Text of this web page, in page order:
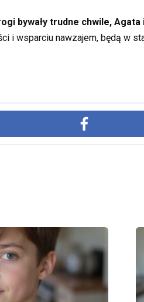
bywały trudne chwile,
i wsparciu nawzajem, będą w